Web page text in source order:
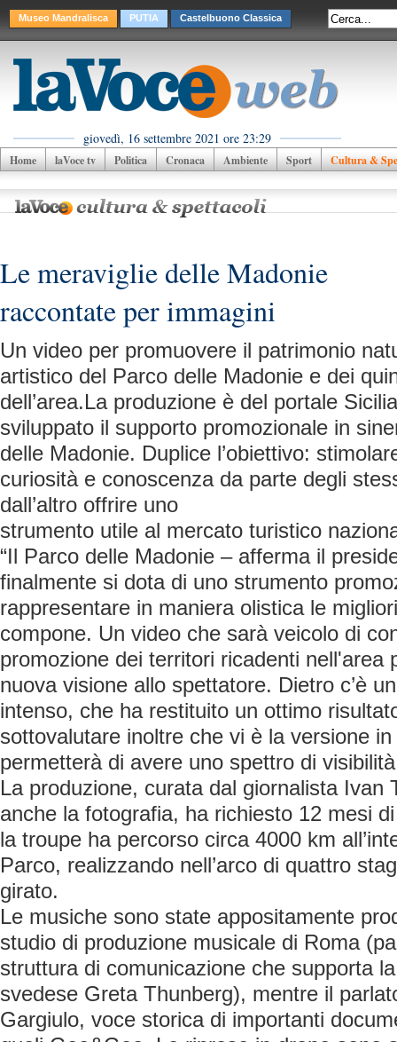
Museo Mandralisca PUTIA Castelbuono Classica
giovedì, 16 settembre 2021 ore 23:29
Home laVoce tv Politica Cronaca Ambiente Sport Cultura &
Le meraviglie delle Madonie
raccontate per immagini
Un video per promuovere il patrimonio
artistico del Parco delle Madonie e dei
dell’area.La produzione è del portale
sviluppato il supporto promozionale in
delle Madonie. Duplice l’obiettivo:
curiosità e conoscenza da parte degli
dall’altro offrire uno
strumento utile al mercato turistico
“Il Parco delle Madonie – afferma il
finalmente si dota di uno strumento
rappresentare in maniera olistica le
compone. Un video che sarà veicolo di
promozione dei territori ricadenti nell'area
nuova visione allo spettatore. Dietro c’è
intenso, che ha restituito un ottimo
sottovalutare inoltre che vi è la versione
permetterà di avere uno spettro di
La produzione, curata dal giornalista Ivan
anche la fotografia, ha richiesto 12 mesi
la troupe ha percorso circa 4000 km
Parco, realizzando nell’arco di quattro
girato.
Le musiche sono state appositamente
studio di produzione musicale di Roma
struttura di comunicazione che supporta
svedese Greta Thunberg), mentre il
Gargiulo, voce storica di importanti